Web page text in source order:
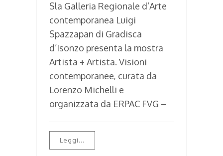
Sla Galleria Regionale d’Arte
contemporanea Luigi
Spazzapan di Gradisca
d’Isonzo presenta la mostra
Artista + Artista. Visioni
contemporanee, curata da
Lorenzo Michelli e
organizzata da ERPAC FVG –
Leggi...